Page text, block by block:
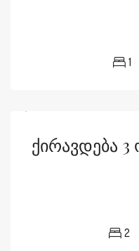
1
2